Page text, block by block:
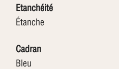
Etanchéité
Cadran
Bleu